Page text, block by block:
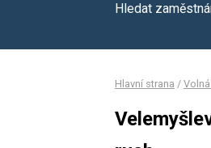
Hledat
Hlavní strana /